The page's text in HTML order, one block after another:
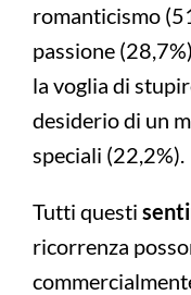
romanticismo
passione
la voglia di
desiderio di un
speciali (22,2%).
Tutti questi
ricorrenza